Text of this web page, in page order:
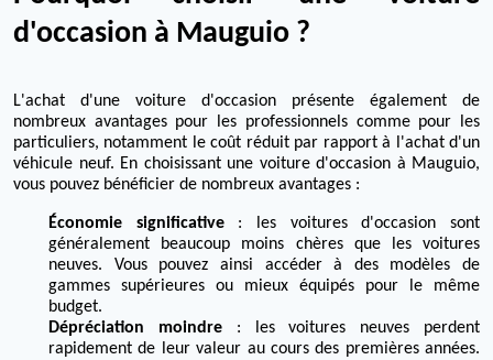
d'occasion à Mauguio ?
L'achat d'une voiture d'occasion présente également de
nombreux avantages pour les professionnels comme pour les
particuliers, notamment le coût réduit par rapport à l'achat d'un
véhicule neuf. En choisissant une voiture d'occasion à Mauguio,
vous pouvez bénéficier de nombreux avantages :
Économie significative: les voitures d'occasion sont
généralement beaucoup moins chères que les voitures
neuves. Vous pouvez ainsi accéder à des modèles de
gammes supérieures ou mieux équipés pour le même
budget.
Dépréciation moindre: les voitures neuves perdent
rapidement de leur valeur au cours des premières années.